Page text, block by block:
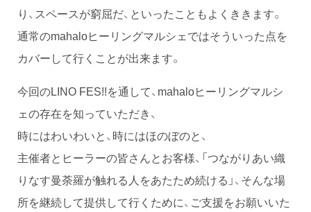
り、スペースが窮屈だ、といったこともよくききます。
通常のmahaloヒーリングマルシェではそういった点を
カバーして行くことが出来ます。
今回のLINO FES!!を通して、mahaloヒーリングマルシ
ェの存在を知っていただき、
時にはわいわいと、時にはほのぼのと、
主催者とヒーラーの皆さんとお客様、「つながりあい織
りなす曼荼羅が触れる人をあたため続ける」、そんな場
所を継続して提供して行くために、ご支援をお願いいた